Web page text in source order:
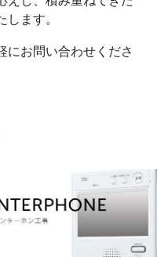
ます。
にお問い合わせくださ